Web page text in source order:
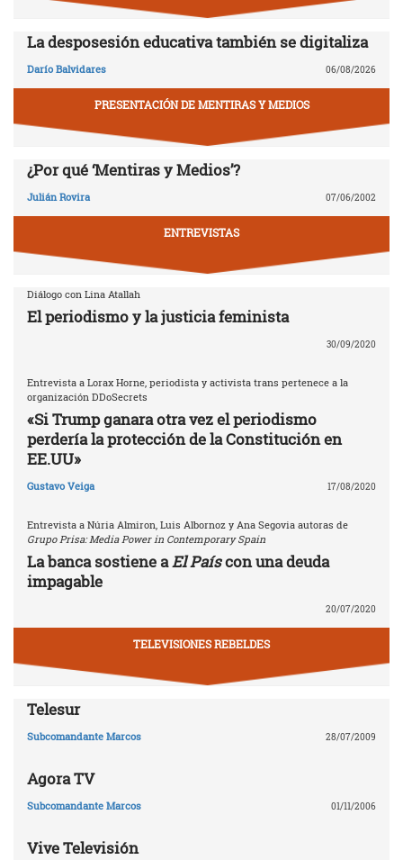
La desposesión educativa también se digitaliza
Darío Balvidares 06/08/2026
PRESENTACIÓN DE MENTIRAS Y MEDIOS
¿Por qué ‘Mentiras y Medios’?
Julián Rovira 07/06/2002
ENTREVISTAS
Diálogo con Lina Atallah
El periodismo y la justicia feminista
30/09/2020
Entrevista a Lorax Horne, periodista y activista trans pertenece a la
organización DDoSecrets
«Si Trump ganara otra vez el periodismo
perdería la protección de la Constitución en
EE.UU»
Gustavo Veiga 17/08/2020
Entrevista a Núria Almiron, Luis Albornoz y Ana Segovia autoras de
Grupo Prisa: Media Power in Contemporary Spain
La banca sostiene aEl Paíscon una deuda
impagable
20/07/2020
TELEVISIONES REBELDES
Telesur
Subcomandante Marcos 28/07/2009
Agora TV
Subcomandante Marcos 01/11/2006
Vive Televisión